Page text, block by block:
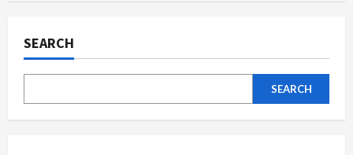
มี
pagination
SEARCH
SEARCH